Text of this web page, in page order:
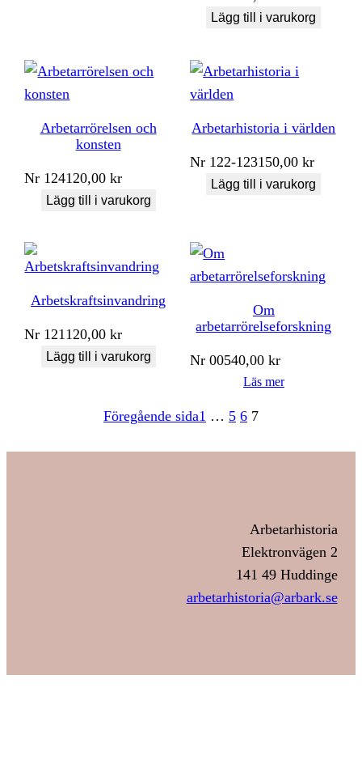
Lägg till i varukorg
Arbetarrörelsen och
konsten
Nr 124120,00kr
Lägg till i varukorg
Arbetarhistoria i världen
Nr 122-123150,00kr
Lägg till i varukorg
Arbetskraftsinvandring
Nr 121120,00kr
Lägg till i varukorg
Om
arbetarrörelseforskning
Nr 00540,00kr
Läs mer
Föregående sida1 … 5 6 7
Arbetarhistoria
Elektronvägen 2
141 49 Huddinge
arbetarhistoria@arbark.se